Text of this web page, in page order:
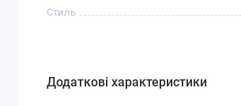
Стиль
Додаткові характеристики